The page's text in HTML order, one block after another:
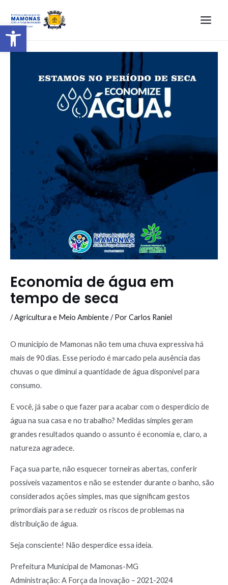
Barra de Ferramentas Aberta
Economia de água em
tempo de seca
/Agricultura e Meio Ambiente/ PorCarlos Raniel
O município de Mamonas não tem uma chuva expressiva há
mais de 90 dias. Esse período é marcado pela ausência das
chuvas o que diminui a quantidade de água disponível para
consumo.
E você, já sabe o que fazer para acabar com o desperdício de
água na sua casa e no trabalho? Medidas simples geram
grandes resultados quando o assunto é economia e, claro, a
natureza agradece.
Faça sua parte, não esquecer torneiras abertas, conferir
possíveis vazamentos e não se estender durante o banho, são
considerados ações simples, mas que significam gestos
primordiais para se reduzir os riscos de problemas na
distribuição de água.
Seja consciente! Não desperdice essa ideia.
Prefeitura Municipal de Mamonas-MG
Administração: A Força da Inovação – 2021-2024